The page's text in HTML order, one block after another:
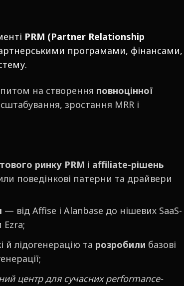
PRM (Partner Relationship
програмами, фінансами,
на створення повноцінної
зростання MRR і
ринку PRM і affiliate-рішень
поведінкові патерни та драйвери
— від Affise і Alanbase до нішевих SaaS-
Ezra;
й лідогенерацію та розробили базові
центр для сучасних performance-